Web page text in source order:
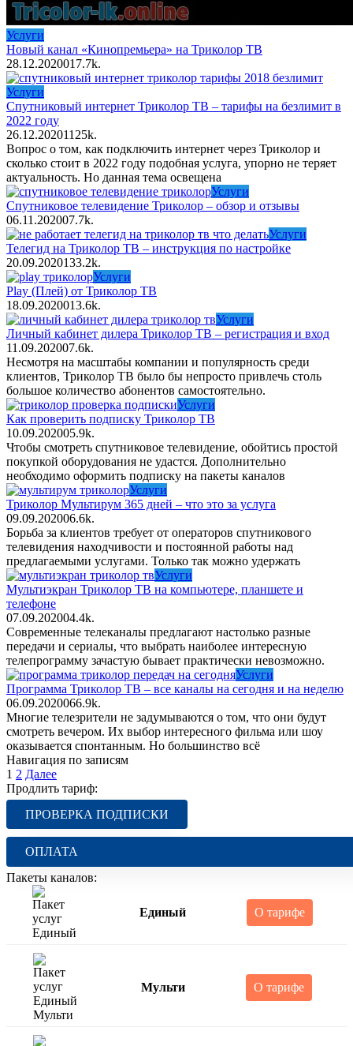
Услуги
Новый канал «Кинопремьера» на Триколор ТВ
28.12.2020017.7k.
Услуги
Спутниковый интернет Триколор ТВ – тарифы на безлимит в
2022 году
26.12.20201125k.
Вопрос о том, как подключить интернет через Триколор и
сколько стоит в 2022 году подобная услуга, упорно не теряет
актуальность. Но данная тема освещена
Услуги
Спутниковое телевидение Триколор – обзор и отзывы
06.11.202007.7k.
Услуги
Телегид на Триколор ТВ – инструкция по настройке
20.09.2020133.2k.
Услуги
Play (Плей) от Триколор ТВ
18.09.2020013.6k.
Услуги
Личный кабинет дилера Триколор ТВ – регистрация и вход
11.09.202007.6k.
Несмотря на масштабы компании и популярность среди
клиентов, Триколор ТВ было бы непросто привлечь столь
большое количество абонентов самостоятельно.
Услуги
Как проверить подписку Триколор ТВ
10.09.202005.9k.
Чтобы смотреть спутниковое телевидение, обойтись простой
покупкой оборудования не удастся. Дополнительно
необходимо оформить подписку на пакеты каналов
Услуги
Триколор Мультирум 365 дней – что это за услуга
09.09.202006.6k.
Борьба за клиентов требует от операторов спутникового
телевидения находчивости и постоянной работы над
предлагаемыми услугами. Только так можно удержать
Услуги
Мультиэкран Триколор ТВ на компьютере, планшете и
телефоне
07.09.202004.4k.
Современные телеканалы предлагают настолько разные
передачи и сериалы, что выбрать наиболее интересную
телепрограмму зачастую бывает практически невозможно.
Услуги
Программа Триколор ТВ – все каналы на сегодня и на неделю
06.09.2020066.9k.
Многие телезрители не задумываются о том, что они будут
смотреть вечером. Их выбор интересного фильма или шоу
оказывается спонтанным. Но большинство всё
Навигация по записям
1 2 Далее
Продлить тариф:
ПРОВЕРКА ПОДПИСКИ
ОПЛАТА
Пакеты каналов:
Единый О тарифе
Мульти О тарифе